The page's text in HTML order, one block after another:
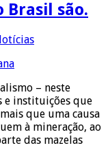
Brasil são.
– neste
e instituições que
que uma causa
à mineração, ao
das mazelas